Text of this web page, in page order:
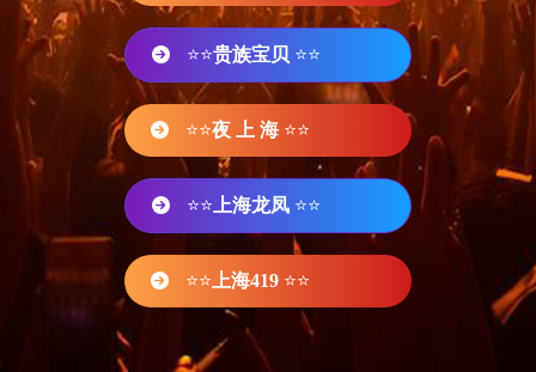
⭐⭐贵族宝贝 ⭐⭐
⭐⭐夜 上 海 ⭐⭐
⭐⭐ 上海龙凤 ⭐⭐
⭐⭐ 上海419 ⭐⭐